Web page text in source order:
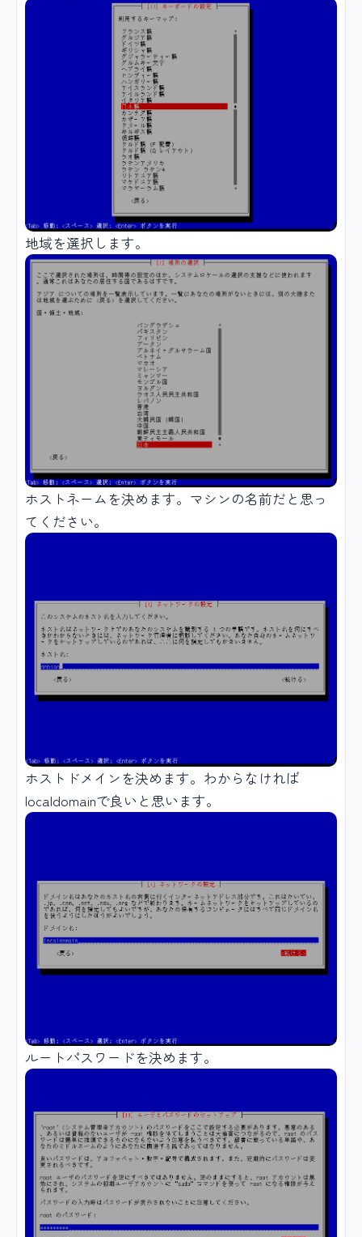
地域を選択します。
ホストネームを決めます。マシンの名前だと思っ
てください。
ホストドメインを決めます。わからなければ
localdomainで良いと思います。
ルートパスワードを決めます。